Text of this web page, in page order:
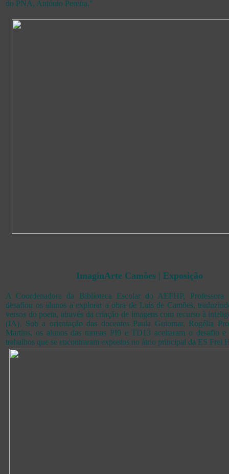
do PNA, António Pereira."
ImaginArte Camões | Exposição
A Coordenadora da Biblioteca Escolar do AEFHP, Professora
desafiou os alunos a explorar a obra de Luís de Camões,
versos do poeta, através da criação de imagens com recurso à
(IA). Sob a orientação das docentes Paula Guiomar, Rogélia
Martins, os alunos das turmas PI9 e TD13 aceitaram o desafio e
trabalhos que se encontraram expostos no átrio principal da ES Frei